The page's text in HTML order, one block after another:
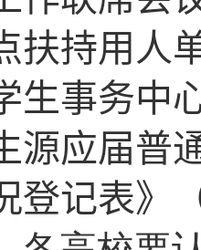
扶持用人
生事务中
源应届普
登记表》